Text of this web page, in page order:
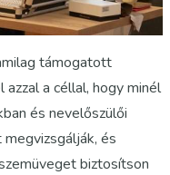
támogatott
a céllal, hogy minél
és nevelőszülői
és
biztosítson